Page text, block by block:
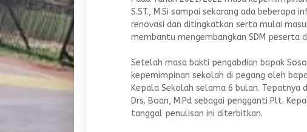
S.ST., M.Si sampai sekarang ada
renovasi dan ditingkatkan serta mulai
membantu mengembangkan SDM peserta
Setelah masa bakti pengabdian bapak
kepemimpinan sekolah di pegang oleh
Kepala Sekolah selama 6 bulan. Tepatnya
Drs. Boan, M.Pd sebagai pengganti Plt.
tanggal penulisan ini diterbitkan.